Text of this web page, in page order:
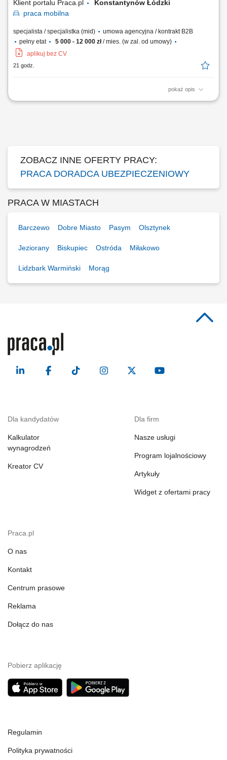
Klient portalu Praca.pl
Konstantynów Łódzki
praca mobilna
specjalista / specjalistka (mid)
umowa agencyjna / kontrakt B2B
pełny etat
5 000 - 12 000 zł/ mies. (w zal. od umowy)
aplikuj bez CV
21 godz.
pokaż opis
Kreowanie propozycji dopasowanych do indywidualnych oczekiwań i
ZOBACZ INNE OFERTY PRACY:
PRACA DORADCA UBEZPIECZENIOWY
PRACA W MIASTACH
Barczewo Dobre Miasto Pasym Olsztynek
Jeziorany Biskupiec Ostróda Miłakowo
Lidzbark Warmiński Morąg
Dla kandydatów
Kalkulator
wynagrodzeń
Kreator CV
Dla firm
Nasze usługi
Program lojalnościowy
Artykuły
Widget z ofertami pracy
Praca.pl
O nas
Kontakt
Centrum prasowe
Reklama
Dołącz do nas
Pobierz aplikację
Regulamin
Polityka prywatności